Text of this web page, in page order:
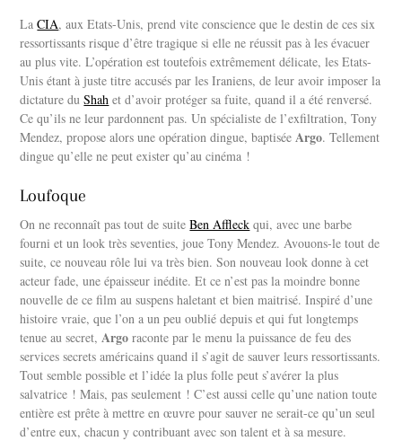
LaCIA, aux Etats-Unis, prend vite conscience que le destin de ces six
ressortissants risque d’être tragique si elle ne réussit pas à les évacuer
au plus vite. L’opération est toutefois extrêmement délicate, les Etats-
Unis étant à juste titre accusés par les Iraniens, de leur avoir imposer la
dictature duShah et d’avoir protéger sa fuite, quand il a été renversé.
Ce qu’ils ne leur pardonnent pas. Un spécialiste de l’exfiltration, Tony
Mendez, propose alors une opération dingue, baptiséeArgo. Tellement
dingue qu’elle ne peut exister qu’au cinéma !
Loufoque
On ne reconnaît pas tout de suiteBen Affleck qui, avec une barbe
fourni et un look très seventies, joue Tony Mendez. Avouons-le tout de
suite, ce nouveau rôle lui va très bien. Son nouveau look donne à cet
acteur fade, une épaisseur inédite. Et ce n’est pas la moindre bonne
nouvelle de ce film au suspens haletant et bien maitrisé. Inspiré d’une
histoire vraie, que l’on a un peu oublié depuis et qui fut longtemps
tenue au secret, Argo raconte par le menu la puissance de feu des
services secrets américains quand il s’agit de sauver leurs ressortissants.
Tout semble possible et l’idée la plus folle peut s’avérer la plus
salvatrice ! Mais, pas seulement ! C’est aussi celle qu’une nation toute
entière est prête à mettre en œuvre pour sauver ne serait-ce qu’un seul
d’entre eux, chacun y contribuant avec son talent et à sa mesure.